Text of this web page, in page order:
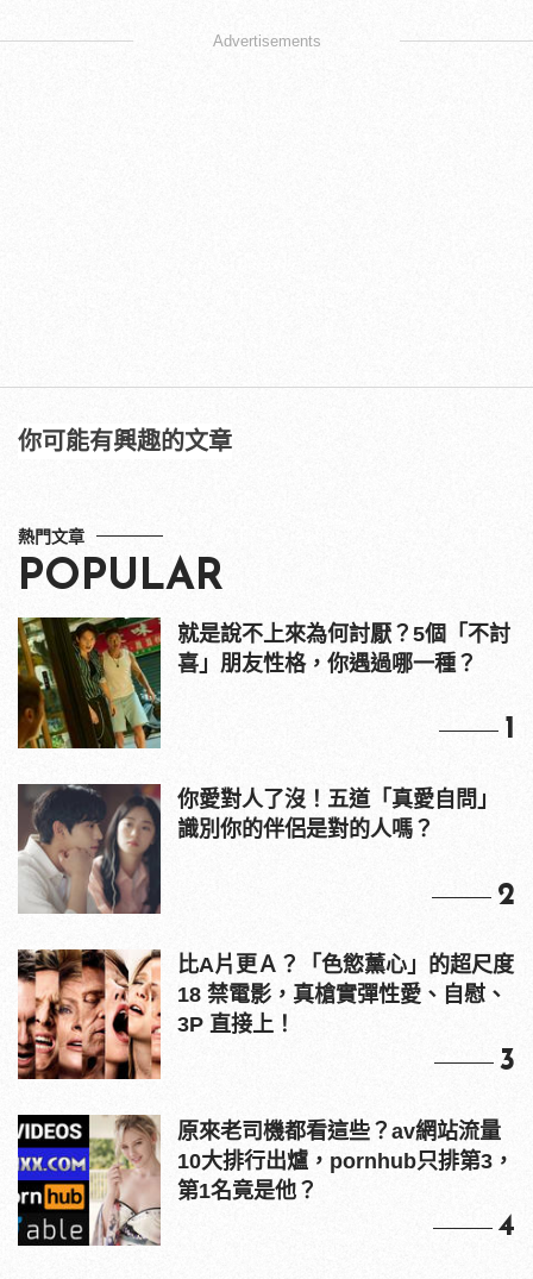
熱門文章
POPULAR
你愛對人了沒！五道「真愛自問」
識別你的伴侶是對的人嗎？
2
比A片更Ａ？「色慾薰心」的超尺度
18 禁電影，真槍實彈性愛、自慰、
3
原來老司機都看這些？av網站流量
10大排行出爐，pornhub只排第3，
第1名竟是他？
4
情人節送禮推薦！EDIFIER
W800BT PLUS 耳罩式無線藍牙耳
機，在耳邊傾訴甜言蜜語
5